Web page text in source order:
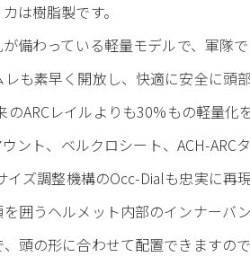
は樹脂製です。
備わっている軽量モデルで、軍隊
も素早く開放し、快適に安全に頭
ARCレイルよりも30%もの軽量化
ント、ベルクロシート、ACH-ARC
ズ調整機構のOcc-Dialも忠実に再現
囲うヘルメット内部のインナーバ
頭の形に合わせて配置できますの